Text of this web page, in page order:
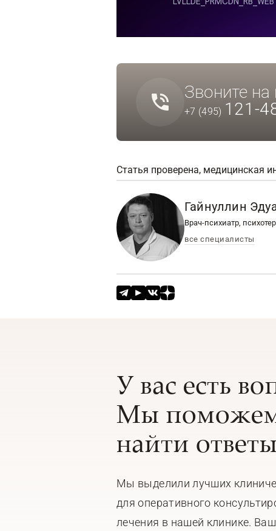
Звоните
+7 (495) 121-
Статья проверена, медицинская
Гайнуллин
Врач-психиатр,
все специалисты
У вас есть
Мы
найти
Мы выделили лучших
для оперативного
лечения в нашей клинике.